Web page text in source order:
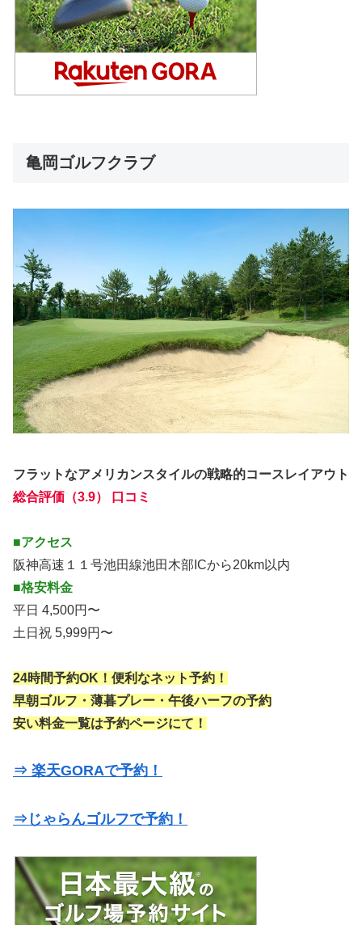
亀岡ゴルフクラブ
フラットなアメリカンスタイルの戦略的コースレイアウト
総合評価（3.9） 口コミ
■アクセス
阪神高速１１号池田線池田木部ICから20km以内
■格安料金
平日 4,500円〜
土日祝 5,999円〜
24時間予約OK！便利なネット予約！
早朝ゴルフ・薄暮プレー・午後ハーフの予約
安い料金一覧は予約ページにて！
⇒ 楽天GORAで予約！
⇒じゃらんゴルフで予約！